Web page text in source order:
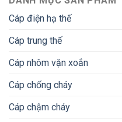
Cáp điện hạ thế
Cáp trung thế
Cáp nhôm vặn xoắn
Cáp chống cháy
Cáp chậm cháy